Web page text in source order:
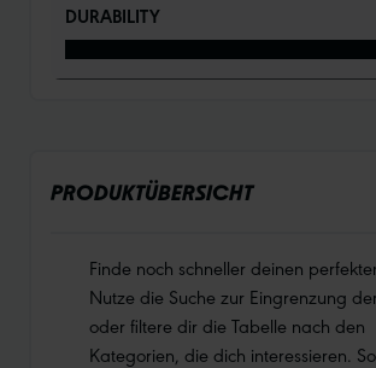
DURABILITY
PRODUKTÜBERSICHT
Finde noch schneller deinen
Nutze die Suche zur Eingrenzung
oder filtere dir die Tabelle nach den
Kategorien, die dich interessieren.